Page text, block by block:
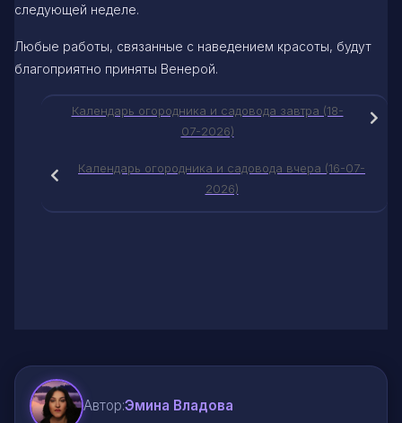
следующей неделе.
Любые работы, связанные с наведением красоты, будут
благоприятно приняты Венерой.
Календарь огородника и садовода завтра (18-
07-2026)
Календарь огородника и садовода вчера (16-07-
2026)
Автор:Эмина Владова